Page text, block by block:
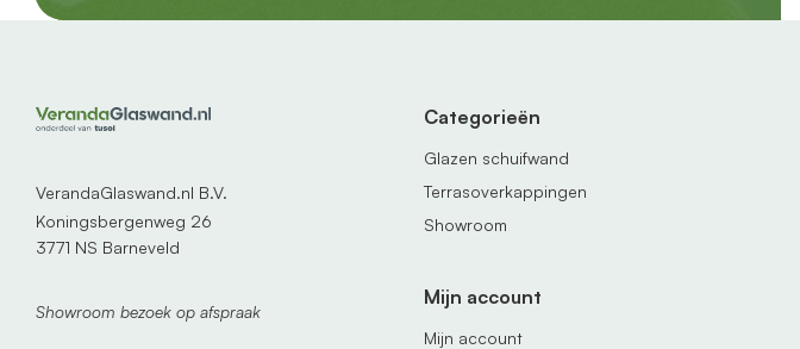
VerandaGlaswand.nl B.V.
Koningsbergenweg 26
3771 NS Barneveld
Showroom bezoek op afspraak
Categorieën
Glazen schuifwand
Terrasoverkappingen
Showroom
Mijn account
Mijn account